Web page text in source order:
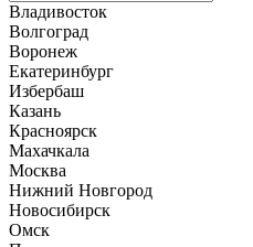
Владивосток
Волгоград
Воронеж
Екатеринбург
Избербаш
Казань
Красноярск
Махачкала
Москва
Нижний Новгород
Новосибирск
Омск